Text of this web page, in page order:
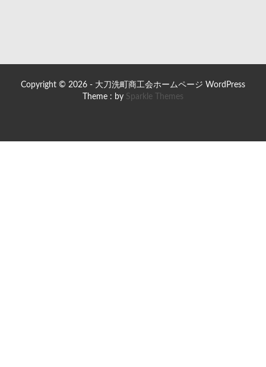
Copyright © 2026 - 大刀洗町商工会ホームページ WordPress
Theme : by Sparkle Themes